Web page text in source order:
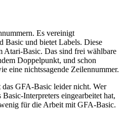
Es vereinigt
Basic und bietet Labels. Diese
Atari-Basic. Das sind frei wählbare
Doppelpunkt, und schon
eine nichtssagende Zeilennummer.
GFA-Basic leider nicht. Wer
Interpreters eingearbeitet hat,
für die Arbeit mit GFA-Basic.